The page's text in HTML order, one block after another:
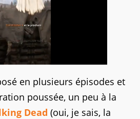
en plusieurs épisodes et
poussée, un peu à la
Dead (oui, je sais, la